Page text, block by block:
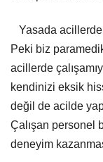
Yasada acillerde
Peki biz
acillerde
kendinizi eksik
değil de acilde
Çalışan personel
deneyim